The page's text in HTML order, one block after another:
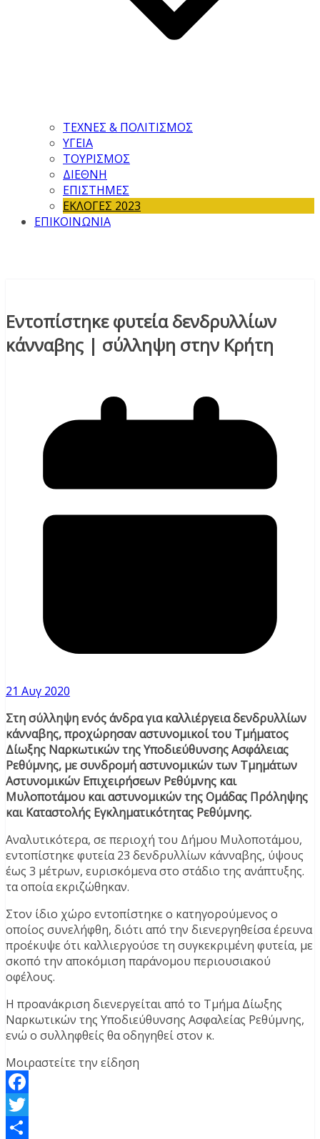
ΤΕΧΝΕΣ & ΠΟΛΙΤΙΣΜΟΣ
ΥΓΕΙΑ
ΤΟΥΡΙΣΜΟΣ
ΔΙΕΘΝΗ
ΕΠΙΣΤΗΜΕΣ
ΕΚΛΟΓΕΣ 2023
ΕΠΙΚΟΙΝΩΝΙΑ
Εντοπίστηκε φυτεία δενδρυλλίων
κάνναβης | σύλληψη στην Κρήτη
21 Αυγ 2020
Στη σύλληψη ενός άνδρα για καλλιέργεια δενδρυλλίων
κάνναβης, προχώρησαν αστυνομικοί του Τμήματος
Δίωξης Ναρκωτικών της Υποδιεύθυνσης Ασφάλειας
Ρεθύμνης, με συνδρομή αστυνομικών των Τμημάτων
Αστυνομικών Επιχειρήσεων Ρεθύμνης και
Μυλοποτάμου και αστυνομικών της Ομάδας Πρόληψης
και Καταστολής Εγκληματικότητας Ρεθύμνης.
Αναλυτικότερα, σε περιοχή του Δήμου Μυλοποτάμου,
εντοπίστηκε φυτεία 23 δενδρυλλίων κάνναβης, ύψους
έως 3 μέτρων, ευρισκόμενα στο στάδιο της ανάπτυξης.
τα οποία εκριζώθηκαν.
Στον ίδιο χώρο εντοπίστηκε ο κατηγορούμενος ο
οποίος συνελήφθη, διότι από την διενεργηθείσα έρευνα
προέκυψε ότι καλλιεργούσε τη συγκεκριμένη φυτεία, με
σκοπό την αποκόμιση παράνομου περιουσιακού
οφέλους.
Η προανάκριση διενεργείται από το Τμήμα Δίωξης
Ναρκωτικών της Υποδιεύθυνσης Ασφαλείας Ρεθύμνης,
ενώ ο συλληφθείς θα οδηγηθεί στον κ.
Μοιραστείτε την είδηση
Facebook
Twitter